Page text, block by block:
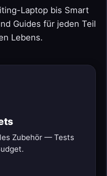
Laptop bis Smart
Guides für jeden Teil
Lebens.
Zubehör — Tests